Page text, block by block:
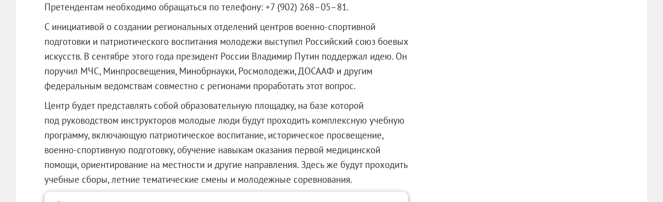
Претендентам необходимо обращаться по телефону: +7 (902) 268–05–81.
С инициативой о создании региональных отделений центров военно-спортивной
подготовки и патриотического воспитания молодежи выступил Российский союз боевых
искусств. В сентябре этого года президент России Владимир Путин поддержал идею. Он
поручил МЧС, Минпросвещения, Минобрнауки, Росмолодежи, ДОСААФ и другим
федеральным ведомствам совместно с регионами проработать этот вопрос.
Центр будет представлять собой образовательную площадку, на базе которой
под руководством инструкторов молодые люди будут проходить комплексную учебную
программу, включающую патриотическое воспитание, историческое просвещение,
военно-спортивную подготовку, обучение навыкам оказания первой медицинской
помощи, ориентирование на местности и другие направления. Здесь же будут проходить
учебные сборы, летние тематические смены и молодежные соревнования.